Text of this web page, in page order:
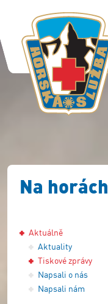
Na horách
Aktuálně
Aktuality
Tiskové zprávy
Napsali o nás
Napsali nám